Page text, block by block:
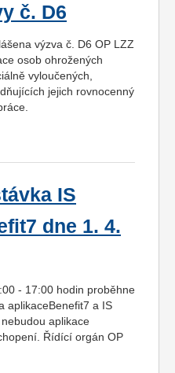
č. D6
výzva č. D6 OP LZZ
osob ohrožených
vyloučených,
jejich rovnocenný
IS
dne 1. 4.
- 17:00 hodin proběhne
aplikaceBenefit7 a IS
aplikace
Řídící orgán OP